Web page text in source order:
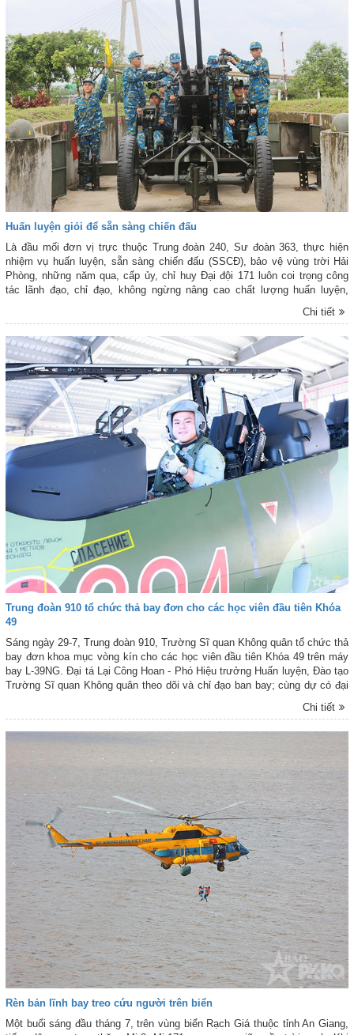
Huấn luyện giỏi để sẵn sàng chiến đấu
Là đầu mối đơn vị trực thuộc Trung đoàn 240, Sư đoàn 363, thực hiện
nhiệm vụ huấn luyện, sẵn sàng chiến đấu (SSCĐ), bảo vệ vùng trời Hải
Phòng, những năm qua, cấp ủy, chỉ huy Đại đội 171 luôn coi trọng công
tác lãnh đạo, chỉ đạo, không ngừng nâng cao chất lượng huấn luyện,
Chi tiết
Trung đoàn 910 tổ chức thả bay đơn cho các học viên đầu tiên Khóa
49
Sáng ngày 29-7, Trung đoàn 910, Trường Sĩ quan Không quân tổ chức thả
bay đơn khoa mục vòng kín cho các học viên đầu tiên Khóa 49 trên máy
bay L-39NG. Đại tá Lại Công Hoan - Phó Hiệu trưởng Huấn luyện, Đào tạo
Trường Sĩ quan Không quân theo dõi và chỉ đạo ban bay; cùng dự có đại
diện cơ quan chức năng Quân chủng, Nhà trường; lãnh đạo, chỉ huy
Chi tiết
Rèn bản lĩnh bay treo cứu người trên biển
Một buổi sáng đầu tháng 7, trên vùng biển Rạch Giá thuộc tỉnh An Giang,